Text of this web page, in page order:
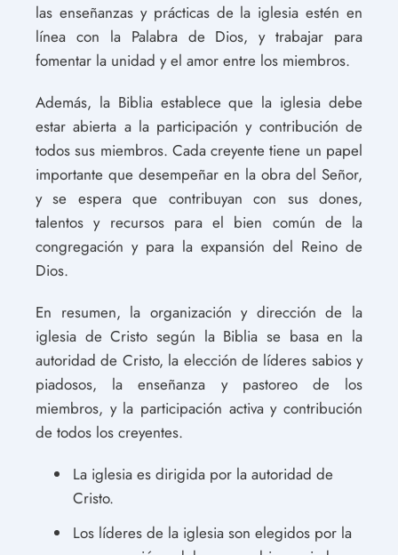
las enseñanzas y prácticas de la iglesia estén en
línea con la Palabra de Dios, y trabajar para
fomentar la unidad y el amor entre los miembros.
Además, la Biblia establece que la iglesia debe
estar abierta a la participación y contribución de
todos sus miembros. Cada creyente tiene un papel
importante que desempeñar en la obra del Señor,
y se espera que contribuyan con sus dones,
talentos y recursos para el bien común de la
congregación y para la expansión del Reino de
Dios.
En resumen, la organización y dirección de la
iglesia de Cristo según la Biblia se basa en la
autoridad de Cristo, la elección de líderes sabios y
piadosos, la enseñanza y pastoreo de los
miembros, y la participación activa y contribución
de todos los creyentes.
La iglesia es dirigida por la autoridad de
Cristo.
Los líderes de la iglesia son elegidos por la